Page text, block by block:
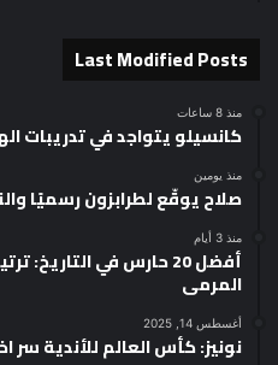
Last Modified Posts
منذ 8 ساعات
كانسيلو يتواجد في تدريبات
منذ يومين
صلاح يوقّع لطرابزون رسميًا
منذ 3 أيام
أفضل 20 حارس في
المرمى
أغسطس 14, 2025
نونيز: كأس العالم للأندية سر